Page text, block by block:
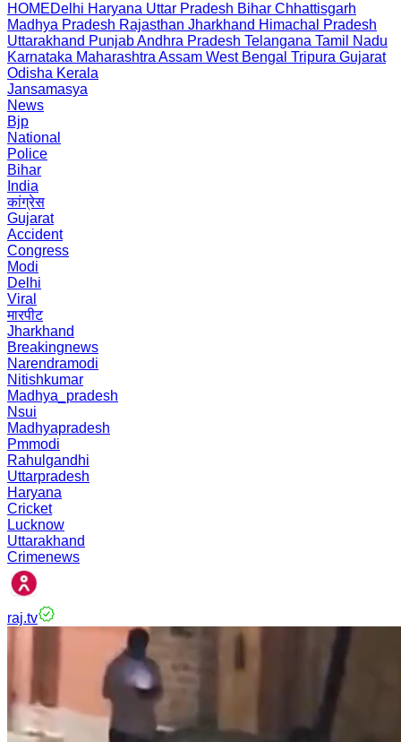
HOMEDelhi Haryana Uttar Pradesh Bihar Chhattisgarh
Madhya Pradesh Rajasthan Jharkhand Himachal Pradesh
Uttarakhand PunjabAndhra Pradesh Telangana Tamil Nadu
Karnataka Maharashtra Assam West Bengal Tripura Gujarat
Odisha Kerala
Jansamasya
News
Bjp
National
Police
Bihar
India
कांग्रेस
Gujarat
Accident
Congress
Modi
Delhi
Viral
मारपीट
Jharkhand
Breakingnews
Narendramodi
Nitishkumar
Madhya_pradesh
Nsui
Madhyapradesh
Pmmodi
Rahulgandhi
Uttarpradesh
Haryana
Cricket
Lucknow
Uttarakhand
Crimenews
raj.tv